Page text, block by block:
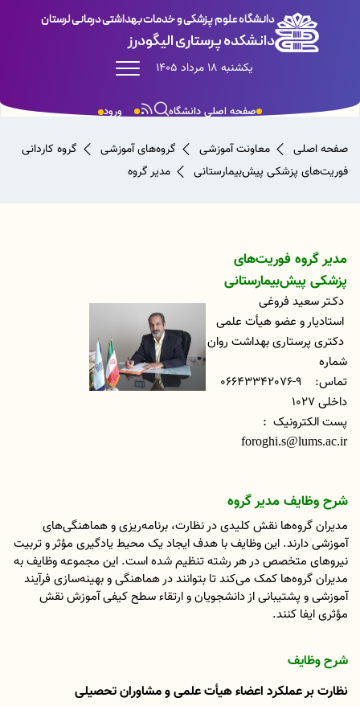
دانشگاه علوم پزشکی و خدمات بهداشتی درمانی لرستان
دانشکده پرستاری الیگودرز
یکشنبه 18 مرداد 1405
ورود صفحه اصلی دانشگاه
صفحه اصلی معاونت آموزشی گروه‌های آموزشی
گروه کاردانی
فوریت‌های پزشکی پیش‌بیمارستانی
مدیر گروه
مدیر گروه فوریت‌های
پزشکی پیش‌بیمارستانی
دکـتر سعید فروغی
استادیار و عضو هیأت علمی
دکتری پرستاری بهداشت روان
شماره
تماس:
06643342076-9
داخلی 1027
پست الکترونیک :
foroghi.s@lums.ac.ir
شرح وظایف مدیر گروه‌
مدیران گروه‌‌ها نقش کلیدی در نظارت، برنامه‌ریزی و هماهنگی‌های
آموزشی دارند. این وظایف با هدف ایجاد یک محیط یادگیری مؤثر و تربیت
نیروهای متخصص در هر رشته‌ تنظیم شده‌ است. این مجموعه وظایف به
مدیران گروه‌ها کمک می‌کند تا بتوانند در هماهنگی و بهینه‌سازی فرآیند
آموزشی و پشتیبانی از دانشجویان و ارتقاء سطح کیفی آموزش نقش
مؤثری ایفا کنند.
شرح وظایف
نظارت بر عملکرد اعضاء هیأت علمی و مشاوران تحصیلی